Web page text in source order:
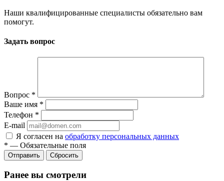
Наши квалифицированные специалисты обязательно вам
помогут.
Задать вопрос
Вопрос *
Ваше имя *
Телефон *
E-mail
Я согласен на обработку персональных данных
* — Обязательные поля
Отправить Сбросить
Ранее вы смотрели